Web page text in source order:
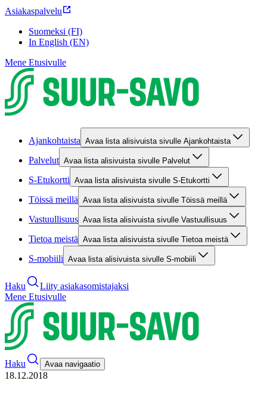
Asiakaspalvelu
Suomeksi (FI)
In English (EN)
Mene Etusivulle
Ajankohtaista Avaa lista alisivuista sivulle Ajankohtaista
Palvelut Avaa lista alisivuista sivulle Palvelut
S-Etukortti Avaa lista alisivuista sivulle S-Etukortti
Töissä meillä Avaa lista alisivuista sivulle Töissä meillä
Vastuullisuus Avaa lista alisivuista sivulle Vastuullisuus
Tietoa meistä Avaa lista alisivuista sivulle Tietoa meistä
S-mobiili Avaa lista alisivuista sivulle S-mobiili
Haku
Liity asiakasomistajaksi
Mene Etusivulle
Haku Avaa navigaatio
18.12.2018